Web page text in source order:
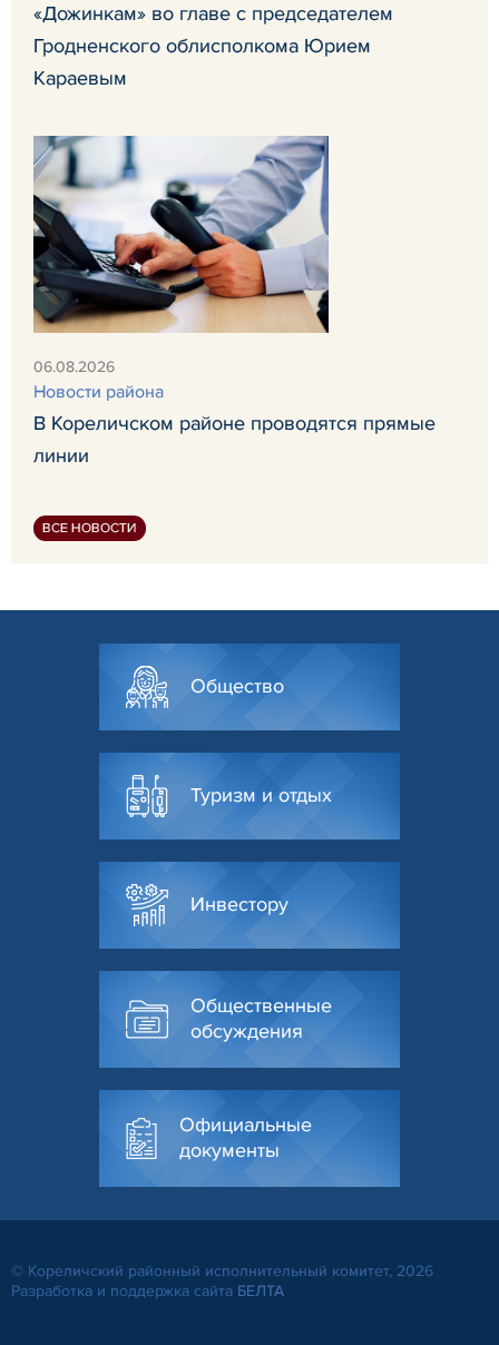
«Дожинкам» во главе с председателем
Гродненского облисполкома Юрием
Караевым
06.08.2026
Новости района
В Кореличском районе проводятся прямые
линии
ВСЕ НОВОСТИ
Общество
Туризм и отдых
Инвестору
Общественные
обсуждения
Официальные
документы
© Кореличский районный исполнительный комитет, 2026
Разработка и поддержка сайта БЕЛТА